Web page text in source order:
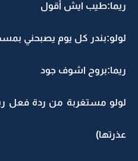
ريما:طيب ايش أقول
لولو:بندر كل يوم يصبحني
ريما:بروح اشوف جود
لولو مستغربة من ردة فعل
عذرتها)